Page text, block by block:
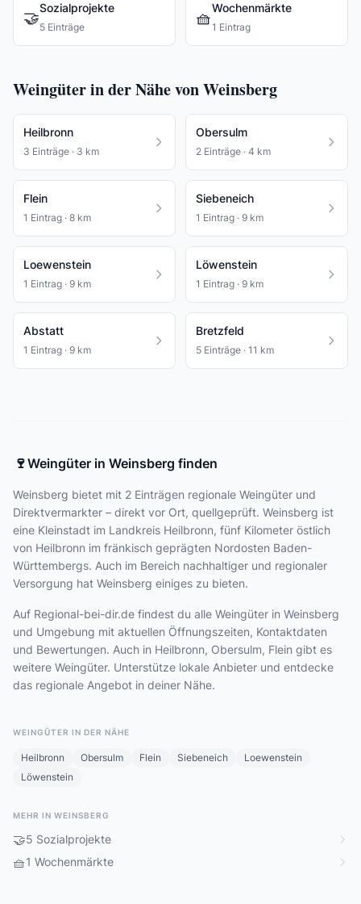
🤝
Sozialprojekte
5 Einträge 🧺
Wochenmärkte
1 Eintrag
Weingüter in der Nähe von Weinsberg
Heilbronn
3 Einträge · 3 km
Obersulm
2 Einträge · 4 km
Flein
1 Eintrag · 8 km
Siebeneich
1 Eintrag · 9 km
Loewenstein
1 Eintrag · 9 km
Löwenstein
1 Eintrag · 9 km
Abstatt
1 Eintrag · 9 km
Bretzfeld
5 Einträge · 11 km
🍷Weingüter in Weinsberg finden
Weinsberg bietet mit 2 Einträgen regionale Weingüter und
Direktvermarkter – direkt vor Ort, quellgeprüft. Weinsberg ist
eine Kleinstadt im Landkreis Heilbronn, fünf Kilometer östlich
von Heilbronn im fränkisch geprägten Nordosten Baden-
Württembergs. Auch im Bereich nachhaltiger und regionaler
Versorgung hat Weinsberg einiges zu bieten.
Auf Regional-bei-dir.de findest du alle Weingüter in Weinsberg
und Umgebung mit aktuellen Öffnungszeiten, Kontaktdaten
und Bewertungen. Auch in Heilbronn, Obersulm, Flein gibt es
weitere Weingüter. Unterstütze lokale Anbieter und entdecke
das regionale Angebot in deiner Nähe.
WEINGÜTER IN DER NÄHE
Heilbronn Obersulm Flein Siebeneich
Loewenstein
Löwenstein
MEHR IN WEINSBERG
🤝5 Sozialprojekte
🧺1 Wochenmärkte